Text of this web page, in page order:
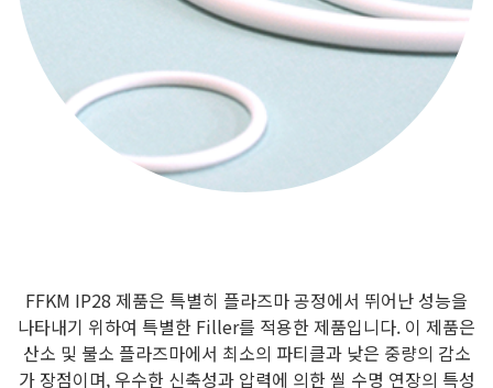
FFKM IP28 제품은 특별히 플라즈마 공정에서 뛰어난 성능을
나타내기 위하여 특별한 Filler를 적용한 제품입니다. 이 제품은
산소 및 불소 플라즈마에서 최소의 파티클과 낮은 중량의 감소
가 장점이며, 우수한 신축성과 압력에 의한 씰 수명 연장의 특성